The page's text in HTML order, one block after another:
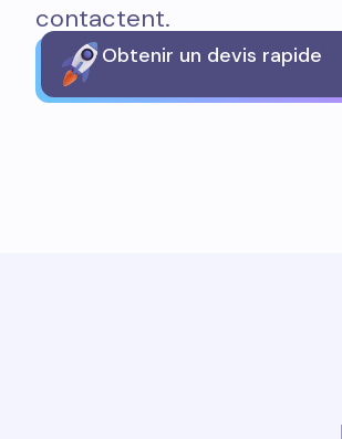
contactent.
Obtenir un devis rapide